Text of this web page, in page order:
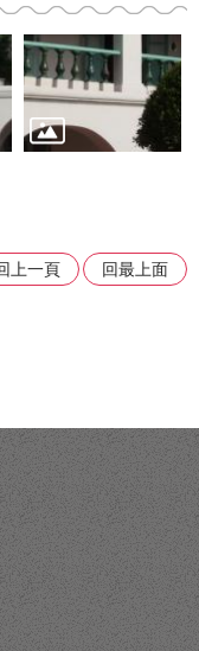
上一頁 回最上面